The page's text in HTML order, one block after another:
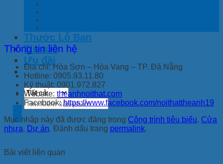
Thước Lỗ Ban
Tin tức
Ưu đãi
Tìm
kiếm:
Thông tin liên hệ
Địa chỉ: Hòa Sơn – Hòa Vang – TP. Đà Nẵng
Hotline: 0905.93.11.80
Kỹ thuật: 0901.972.827
Website: theanhnoithat.com
Facebook:https://www.facebook.com/noithattheanh19
Mục nhập này đã được đăng trong Công trình tiêu biểu, Cửa
nhựa, Dự án. Đánh dấu trang permalink.
Bài viết liên quan